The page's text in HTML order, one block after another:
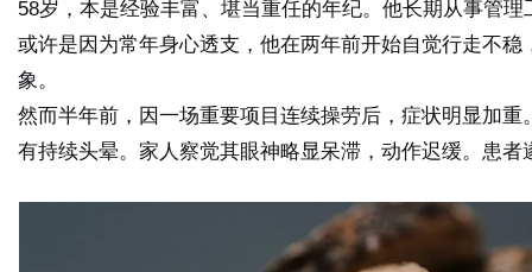
58岁，本是经验丰富、堪当重任的年纪。他长期从事管
或许是因为常年身心透支，他在两年前开始自觉行走不
象。
然而半年前，因一场重要项目连续操劳后，症状明显加
有持续头晕。家人察觉其眼神略显呆滞，动作迟缓。患